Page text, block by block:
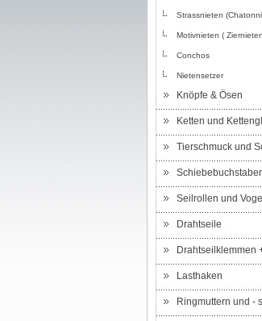
Strassnieten
Motivnieten (
Conchos
Nietensetzer
Knöpfe & Ösen
Ketten und
Tierschmuck und
Seilrollen und
Drahtseile
Drahtseilklemmen
Lasthaken
Ringmuttern und -